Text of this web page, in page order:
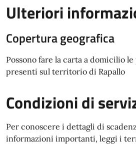
Ulteriori
Copertura geografica
Possono fare la carta a domicilio
presenti sul territorio di Rapallo
Condizioni di
Per conoscere i dettagli di
informazioni importanti, leggi i